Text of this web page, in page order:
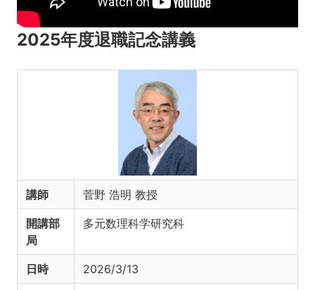
2025年度退職記念講義
講師 菅野 浩明 教授
開講部
局
多元数理科学研究科
日時 2026/3/13